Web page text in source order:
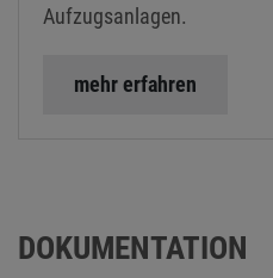
Aufzugsanlagen.
mehr erfahren
DOKUMENTATION